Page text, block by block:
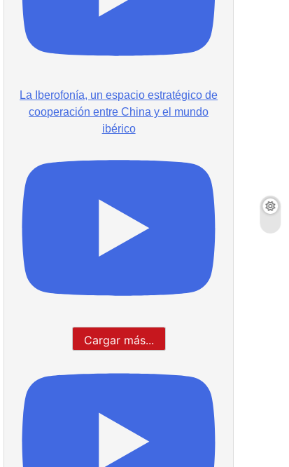
La Iberofonía, un espacio estratégico de
cooperación entre China y el mundo
ibérico
Cargar más...